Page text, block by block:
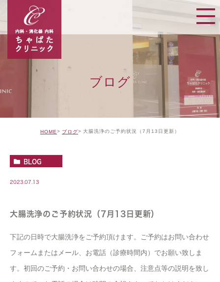
ブログ
HOME ブログ 大腸洗浄のご予約状況（7月13日更新）
BLOG
2023.07.13
大腸洗浄のご予約状況（7月13日更新）
下記の日時で大腸洗浄をご予約頂けます。ご予約はお問い合わせ
フォームまたはメール、お電話（診療時間内）でお願い致しま
す。初回のご予約・お問い合わせの場合、注意点等の説明を致し